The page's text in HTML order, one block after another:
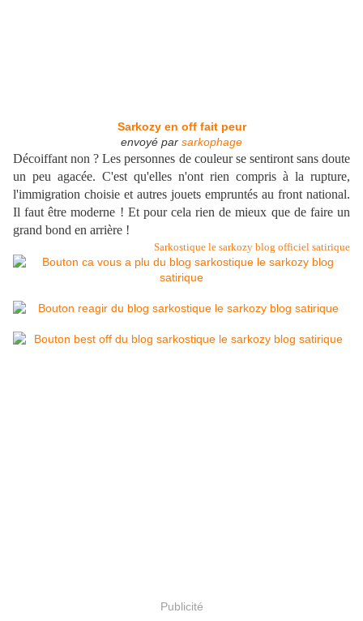
Sarkozy en off fait peur
envoyé par sarkophage
Décoiffant non ? Les personnes de couleur se sentiront sans doute
un peu agacée. C'est qu'elles n'ont rien compris à la rupture,
l'immigration choisie et autres jouets empruntés au front national.
Il faut être moderne ! Et pour cela rien de mieux que de faire un
grand bond en arrière !
Sarkostique le sarkozy blog officiel satirique
Publicité